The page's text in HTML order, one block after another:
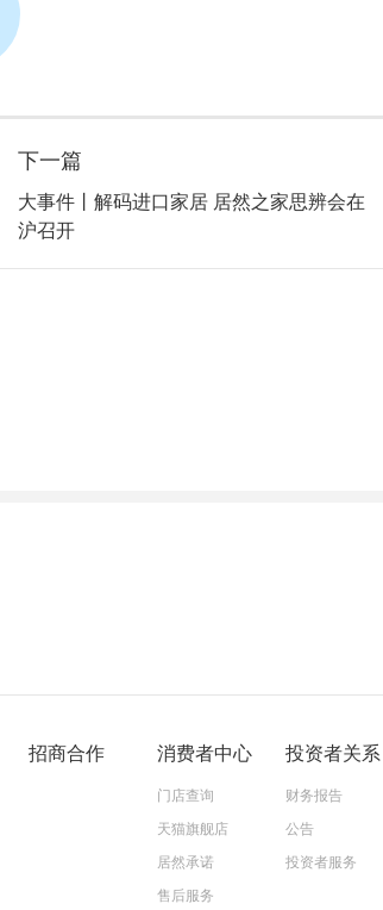
下一篇
大事件丨解码进口家居 居然之家思辨会在
沪召开
招商合作 消费者中心
门店查询
天猫旗舰店
居然承诺
售后服务
投资者关系
财务报告
公告
投资者服务